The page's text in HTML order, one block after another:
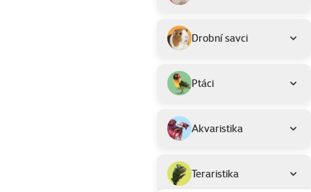
Drobní savci
Ptáci
Akvaristika
Teraristika